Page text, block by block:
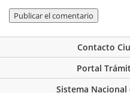
Contacto
Portal
Sistema Nacional